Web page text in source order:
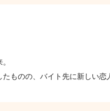
ものの、バイト先に新しい恋